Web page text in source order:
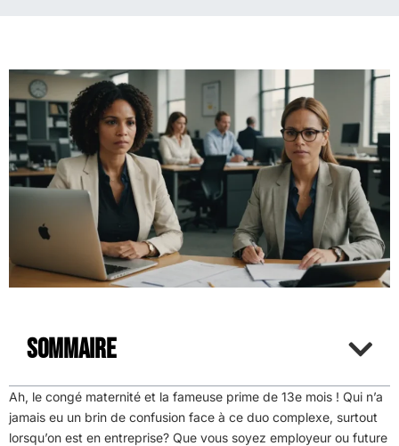
Sommaire
Ah, le congé maternité et la fameuse prime de 13e mois ! Qui n’a
jamais eu un brin de confusion face à ce duo complexe, surtout
lorsqu’on est en entreprise? Que vous soyez employeur ou future